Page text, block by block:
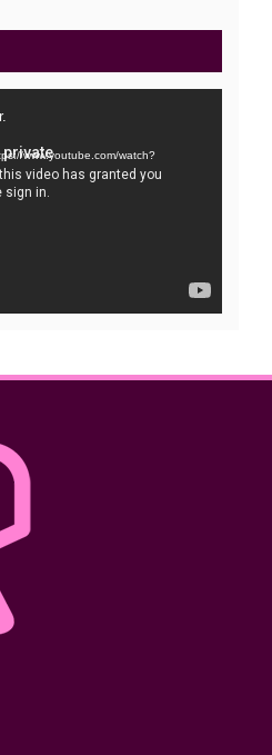
www.youtube.com/watch?